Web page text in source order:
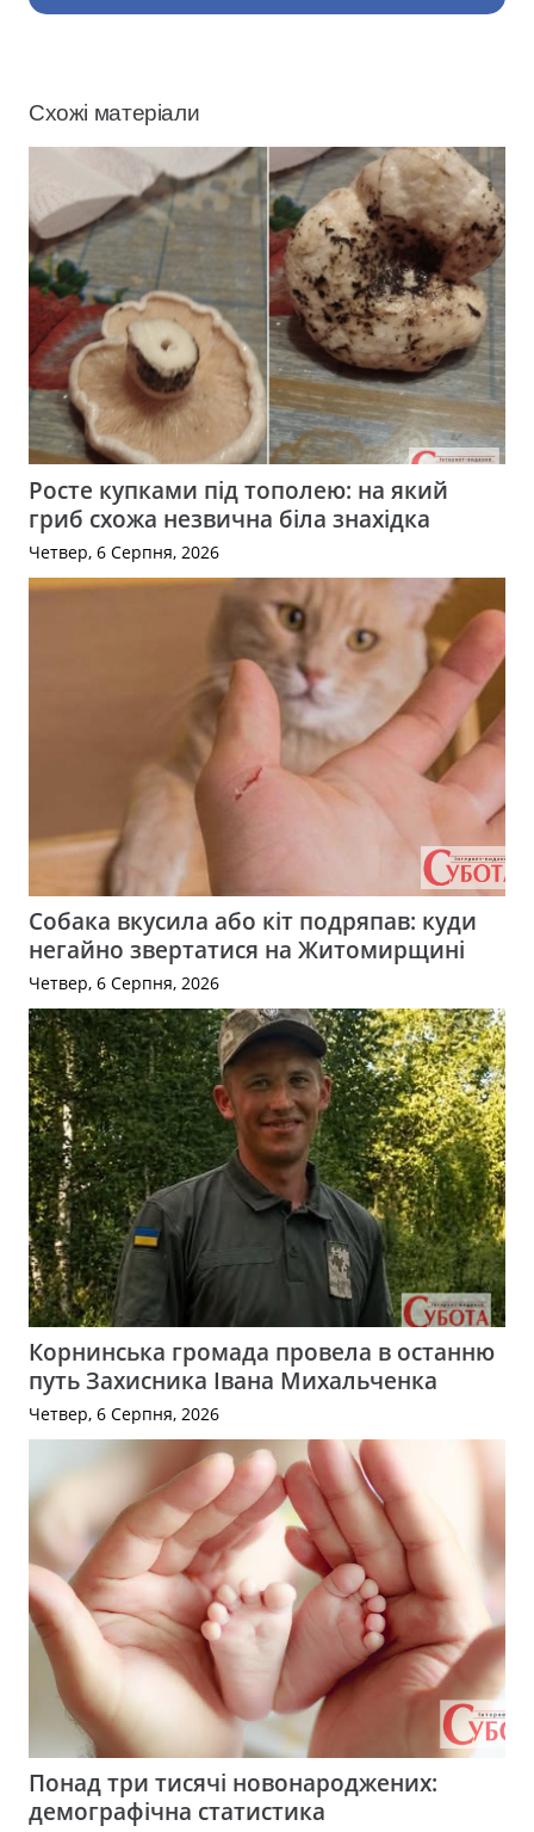
Схожі матеріали
Росте купками під тополею: на який
гриб схожа незвична біла знахідка
Четвер, 6 Серпня, 2026
Собака вкусила або кіт подряпав: куди
негайно звертатися на Житомирщині
Четвер, 6 Серпня, 2026
Корнинська громада провела в останню
путь Захисника Івана Михальченка
Четвер, 6 Серпня, 2026
Понад три тисячі новонароджених:
демографічна статистика